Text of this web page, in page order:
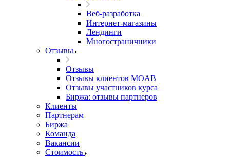
Веб-разработка
Интернет-магазины
Лендинги
Многостраничники
Отзывы
Отзывы
Отзывы клиентов MOAB
Отзывы участников курса
Биржа: отзывы партнеров
Клиенты
Партнерам
Биржа
Команда
Вакансии
Стоимость